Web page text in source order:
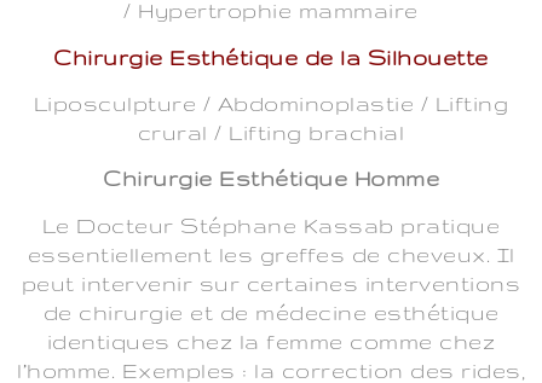
/ Hypertrophie mammaire
Chirurgie Esthétique de la Silhouette
Liposculpture / Abdominoplastie / Lifting
crural / Lifting brachial
Chirurgie Esthétique Homme
Le Docteur Stéphane Kassab pratique
essentiellement les greffes de cheveux. Il
peut intervenir sur certaines interventions
de chirurgie et de médecine esthétique
identiques chez la femme comme chez
l’homme. Exemples : la correction des rides,